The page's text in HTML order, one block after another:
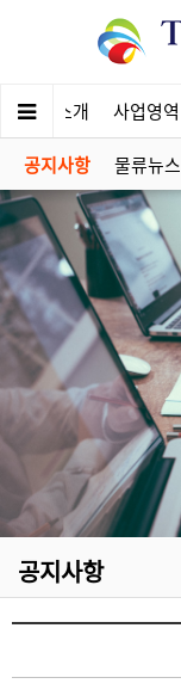
회사소개 사업영역
공지사항 물류뉴스
공지사항